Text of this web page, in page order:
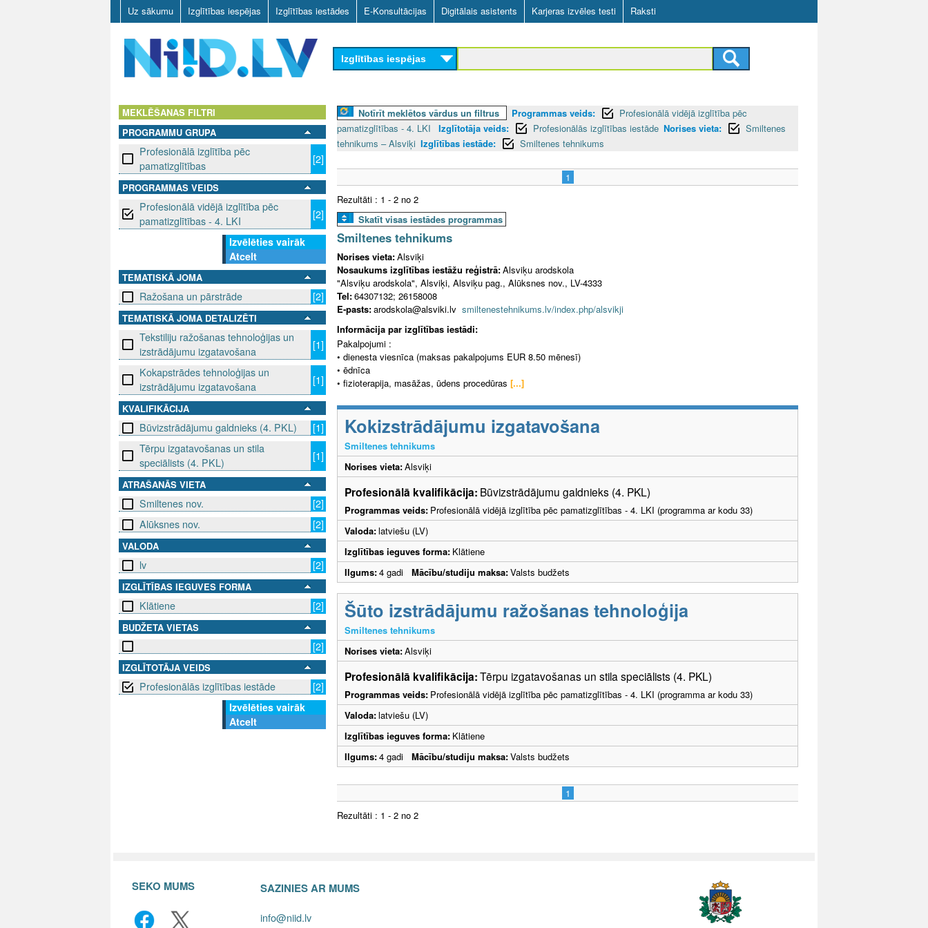
Skip
to
main
content
Uz sākumu Izglītības iespējas Izglītības iestādes E-Konsultācijas Digitālais asistents Karjeras izvēles testi Raksti
D
L
Izglītības iespējas
MEKLĒŠANAS FILTRI
PROGRAMMU GRUPA
Profesionālā izglītība pēc
pamatizglītības
[2]
PROGRAMMAS VEIDS
Profesionālā vidējā izglītība pēc
pamatizglītības - 4. LKI
[2]
Izvēlēties vairāk
Atcelt
TEMATISKĀ JOMA
Ražošana un pārstrāde [2]
TEMATISKĀ JOMA DETALIZĒTI
Tekstiliju ražošanas tehnoloģijas un
izstrādājumu izgatavošana
[1]
Kokapstrādes tehnoloģijas un
izstrādājumu izgatavošana
[1]
KVALIFIKĀCIJA
Būvizstrādājumu galdnieks (4. PKL)
[1]
Tērpu izgatavošanas un stila
speciālists (4. PKL)
[1]
ATRAŠANĀS VIETA
Smiltenes nov.
[2]
Alūksnes nov.
[2]
VALODA
lv [2]
IZGLĪTĪBAS IEGUVES FORMA
Klātiene [2]
BUDŽETA VIETAS
[2]
IZGLĪTOTĀJA VEIDS
Profesionālās izglītības iestāde
[2]
Izvēlēties vairāk
Atcelt
Notīrīt meklētos vārdus un filtrus Programmas veids:
Profesionālā vidējā izglītība pēc
pamatizglītības - 4. LKI
Izglītotāja veids: Profesionālās izglītības iestāde Norises vieta:
Smiltenes
tehnikums – Alsviķi Izglītības iestāde: Smiltenes tehnikums
1
Rezultāti : 1 - 2 no 2
Skatīt visas iestādes programmas
Smiltenes tehnikums
Norises vieta:Alsviķi
Nosaukums izglītības iestāžu reģistrā:Alsviķu arodskola
"Alsviķu arodskola", Alsviķi, Alsviķu pag., Alūksnes nov., LV-4333
Tel:64307132; 26158008
E-pasts:arodskola@alsviki.lv smiltenestehnikums.lv/index.php/alsvikji
Informācija par izglītības iestādi:
Pakalpojumi :
• dienesta viesnīca (maksas pakalpojums EUR 8.50 mēnesī)
• ēdnīca
• fizioterapija, masāžas, ūdens procedūras [...]
Kokizstrādājumu izgatavošana
Smiltenes tehnikums
Norises vieta:Alsviķi
Profesionālā kvalifikācija: Būvizstrādājumu galdnieks (4. PKL)
Programmas veids: Profesionālā vidējā izglītība pēc pamatizglītības - 4. LKI (programma ar kodu 33)
Valoda:latviešu (LV)
Izglītības ieguves forma: Klātiene
Ilgums:4 gadi Mācību/studiju maksa:Valsts budžets
Šūto izstrādājumu ražošanas tehnoloģija
Smiltenes tehnikums
Norises vieta:Alsviķi
Profesionālā kvalifikācija:Tērpu izgatavošanas un stila speciālists (4. PKL)
Programmas veids: Profesionālā vidējā izglītība pēc pamatizglītības - 4. LKI (programma ar kodu 33)
Valoda:latviešu (LV)
Izglītības ieguves forma: Klātiene
Ilgums:4 gadi Mācību/studiju maksa:Valsts budžets
1
Rezultāti : 1 - 2 no 2
SEKO MUMS SAZINIES AR MUMS
info@niid.lv